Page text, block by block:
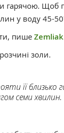
гарячою. Щоб
у воду 45-
пише
золи.
її близько
семи